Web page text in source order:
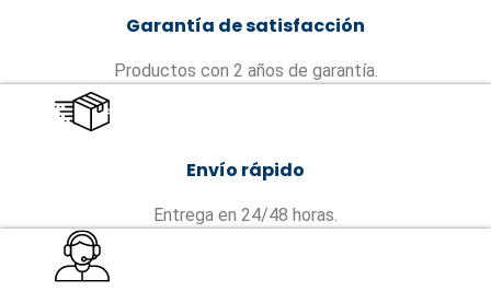
Garantía de satisfacción
Productos con 2 años de garantía.
Envío rápido
Entrega en 24/48 horas.